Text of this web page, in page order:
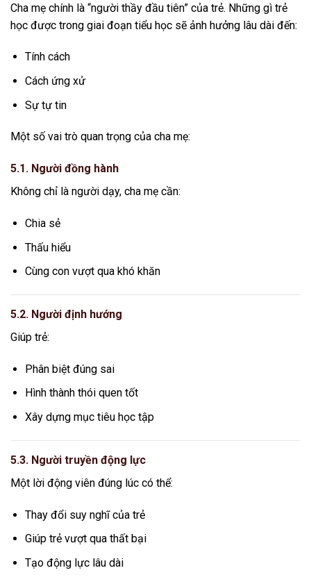
Cha mẹ chính là “người thầy đầu tiên” của trẻ. Những gì trẻ
học được trong giai đoạn tiểu học sẽ ảnh hưởng lâu dài đến:
Tính cách
Cách ứng xử
Sự tự tin
Một số vai trò quan trọng của cha mẹ:
5.1. Người đồng hành
Không chỉ là người dạy, cha mẹ cần:
Chia sẻ
Thấu hiểu
Cùng con vượt qua khó khăn
5.2. Người định hướng
Giúp trẻ:
Phân biệt đúng sai
Hình thành thói quen tốt
Xây dựng mục tiêu học tập
5.3. Người truyền động lực
Một lời động viên đúng lúc có thể:
Thay đổi suy nghĩ của trẻ
Giúp trẻ vượt qua thất bại
Tạo động lực lâu dài